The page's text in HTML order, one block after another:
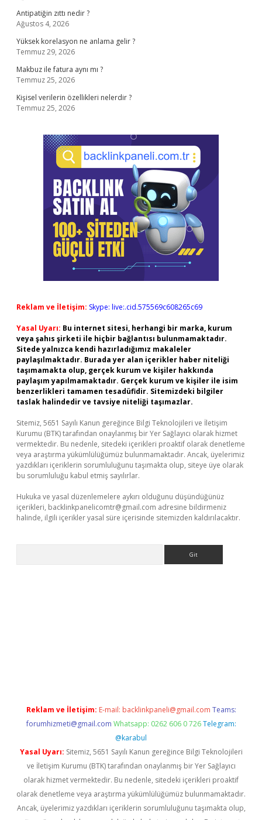
Antipatiğin zıttı nedir ?
Ağustos 4, 2026
Yüksek korelasyon ne anlama gelir ?
Temmuz 29, 2026
Makbuz ile fatura aynı mı ?
Temmuz 25, 2026
Kişisel verilerin özellikleri nelerdir ?
Temmuz 25, 2026
Reklam ve İletişim: Skype: live:.cid.575569c608265c69
Yasal Uyarı: Bu internet sitesi, herhangi bir marka, kurum
veya şahıs şirketi ile hiçbir bağlantısı bulunmamaktadır.
Sitede yalnızca kendi hazırladığımız makaleler
paylaşılmaktadır. Burada yer alan içerikler haber niteliği
taşımamakta olup, gerçek kurum ve kişiler hakkında
paylaşım yapılmamaktadır. Gerçek kurum ve kişiler ile isim
benzerlikleri tamamen tesadüfidir. Sitemizdeki bilgiler
taslak halindedir ve tavsiye niteliği taşımazlar.
Sitemiz, 5651 Sayılı Kanun gereğince Bilgi Teknolojileri ve İletişim
Kurumu (BTK) tarafından onaylanmış bir Yer Sağlayıcı olarak hizmet
vermektedir. Bu nedenle, sitedeki içerikleri proaktif olarak denetleme
veya araştırma yükümlülüğümüz bulunmamaktadır. Ancak, üyelerimiz
yazdıkları içeriklerin sorumluluğunu taşımakta olup, siteye üye olarak
bu sorumluluğu kabul etmiş sayılırlar.
Hukuka ve yasal düzenlemelere aykırı olduğunu düşündüğünüz
içerikleri, backlinkpanelicomtr@gmail.com adresine bildirmeniz
halinde, ilgili içerikler yasal süre içerisinde sitemizden kaldırılacaktır.
Reklam ve İletişim: E-mail: backlinkpaneli@gmail.com Teams:
forumhizmeti@gmail.com Whatsapp: 0262 606 0 726 Telegram:
@karabul
Yasal Uyarı: Sitemiz, 5651 Sayılı Kanun gereğince Bilgi Teknolojileri
ve İletişim Kurumu (BTK) tarafından onaylanmış bir Yer Sağlayıcı
olarak hizmet vermektedir. Bu nedenle, sitedeki içerikleri proaktif
olarak denetleme veya araştırma yükümlülüğümüz bulunmamaktadır.
Ancak, üyelerimiz yazdıkları içeriklerin sorumluluğunu taşımakta olup,